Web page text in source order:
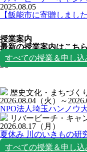
2025.08.05
【飯能市に寄贈しまし
授業案内
最新の授業案内はこちら
授業一覧
すべての授業＆申し込
歴史文化・まちづく
2026.08.04 （火）
～
NPO法人埼玉ハンノウ
リバービーチ・キャ
2026.08.17 （月）
夏休み 川のいきもの研
すべての授業＆申し込